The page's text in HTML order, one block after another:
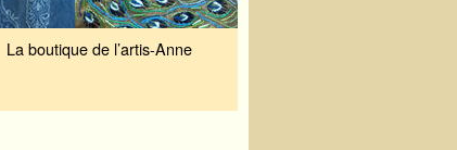
La boutique de l’artis-Anne